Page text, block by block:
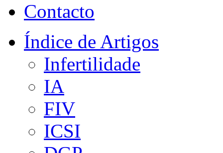
Contacto
Índice de Artigos
Infertilidade
IA
FIV
ICSI